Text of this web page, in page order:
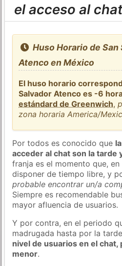
el acceso al chat
Huso Horario de
Atenco en México
El huso horario
Salvador Atenco es -6
estándard de Greenwich,
zona horaria America/
Por todos es conocido que
acceder al chat son la tarde
franja es el momento que, en
disponer de tiempo libre, y
probable encontrar un/a
Siempre es recomendable
mayor afluencia de usuarios.
Y por contra, en el periodo
madrugada hasta por la
nivel de usuarios en el
menor.